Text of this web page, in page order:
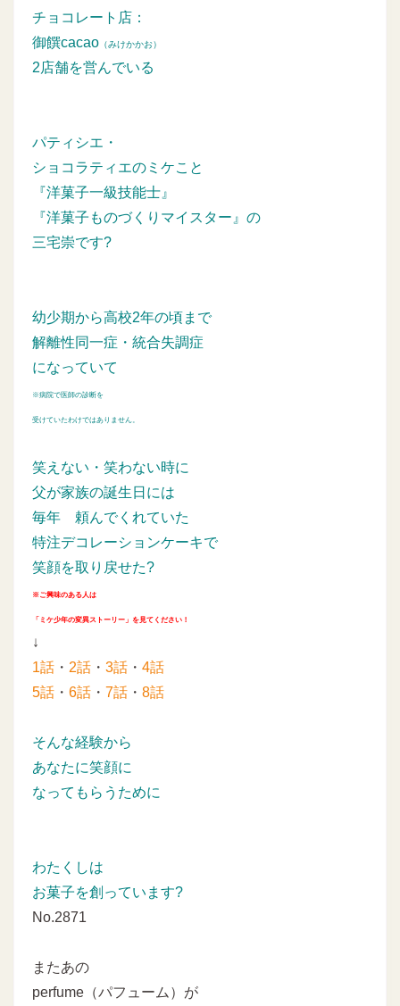
チョコレート店：
御饌cacao （みけかかお）
2店舗を営んでいる
パティシエ・
ショコラティエのミケこと
『洋菓子一級技能士』
『洋菓子ものづくりマイスター』の
三宅崇です?
幼少期から高校2年の頃まで
解離性同一症・統合失調症
になっていて
※病院で医師の診断を
受けていたわけではありません。
笑えない・笑わない時に
父が家族の誕生日には
毎年 頼んでくれていた
特注デコレーションケーキで
笑顔を取り戻せた?
※ご興味のある人は
「ミケ少年の変異ストーリー」を見てください！
↓
1話 ・ 2話 ・ 3話 ・ 4話
5話 ・ 6話 ・ 7話 ・ 8話
そんな経験から
あなたに笑顔に
なってもらうために
わたくしは
お菓子を創っています?
No.2871
またあの
perfume（パフューム）が